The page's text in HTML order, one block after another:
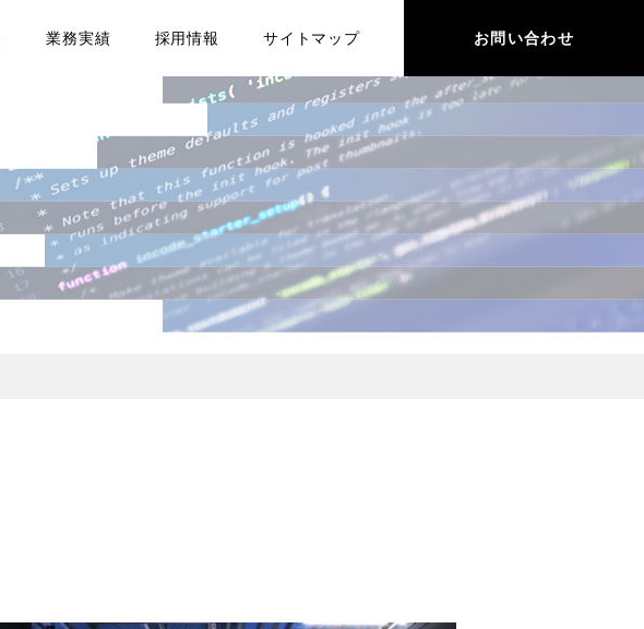
業務実績 採用情報 サイトマップ お問い合わせ